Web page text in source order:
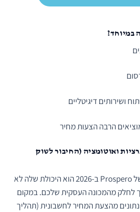
ושירותים דיגיטליים
הרבה הצעות מחיר
ואוטומציה (החיבור לשוק
אחד היתרונות הגדולים של Prospero ב-2026 הוא היכולת שלה לא
לחלק מהמכונה העסקית שלכם. במקום
מהצעת המחיר לחשבונית (תהליך